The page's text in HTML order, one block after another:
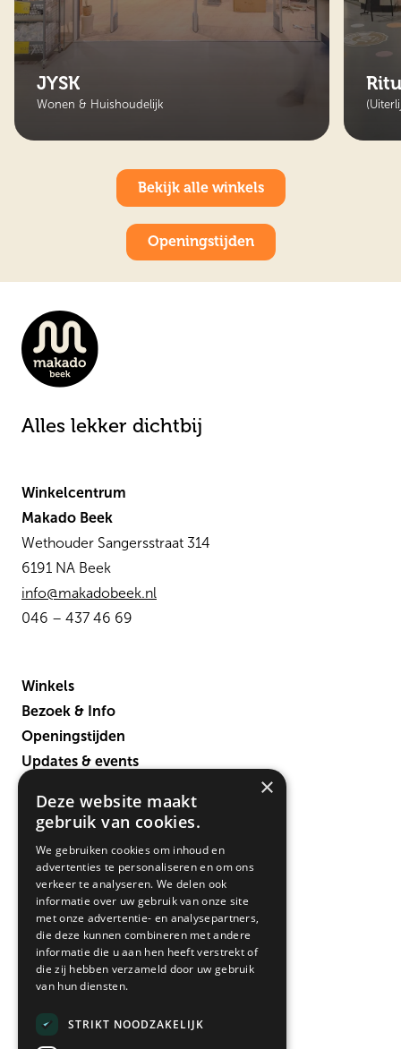
JYSK
Wonen & Huishoudelijk
Bekijk alle winkels
Openingstijden
Alles lekker dichtbij
Winkelcentrum
Makado Beek
Wethouder Sangersstraat 314
6191 NA Beek
info@makadobeek.nl
046 – 437 46 69
Winkels
Bezoek & Info
Openingstijden
Updates & events
Contact
• morgen open 12:00-18:00
Maandag*
Dinsdag
09:00 - 18:00
×
Deze website maakt
gebruik van cookies.
We gebruiken cookies om inhoud en
advertenties te personaliseren en om ons
verkeer te analyseren. We delen ook
informatie over uw gebruik van onze site
met onze advertentie- en analysepartners,
die deze kunnen combineren met andere
informatie die u aan hen heeft verstrekt of
die zij hebben verzameld door uw gebruik
van hun diensten.
STRIKT NOODZAKELIJK